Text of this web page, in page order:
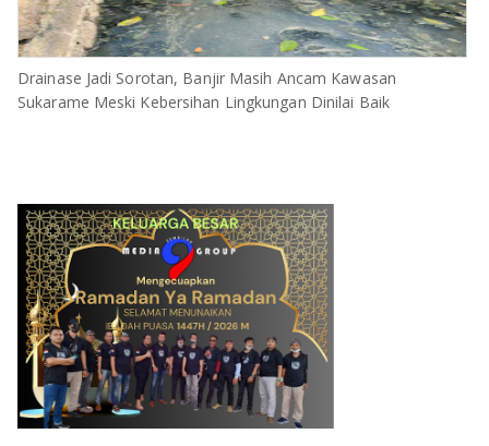
Drainase Jadi Sorotan, Banjir Masih Ancam Kawasan
Sukarame Meski Kebersihan Lingkungan Dinilai Baik